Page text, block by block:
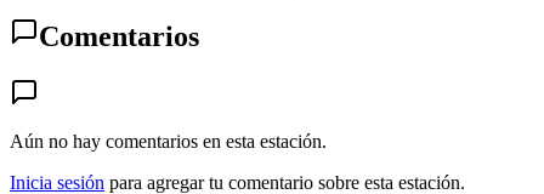
Comentarios
Aún no hay comentarios en esta estación.
Inicia sesión para agregar tu comentario sobre esta estación.